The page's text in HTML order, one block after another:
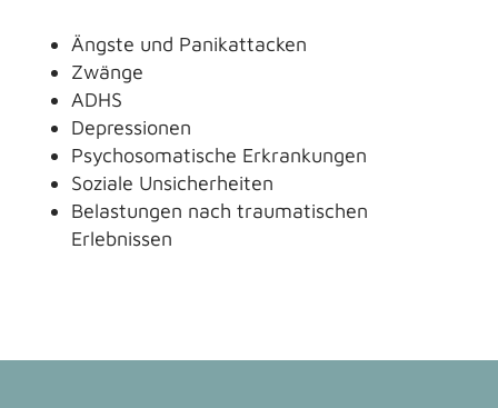
Ängste und Panikattacken
Zwänge
ADHS
Depressionen
Psychosomatische Erkrankungen
Soziale Unsicherheiten
Belastungen nach traumatischen
Erlebnissen